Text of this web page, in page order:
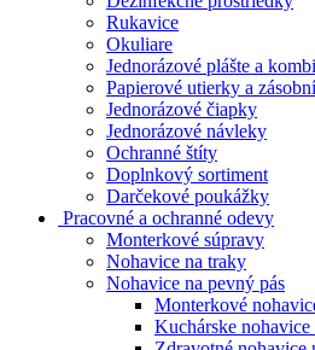
Rukavice
Okuliare
Jednorázové plášte a
Papierové utierky a
Jednorázové čiapky
Jednorázové návleky
Ochranné štíty
Doplnkový sortiment
Darčekové poukážky
Pracovné a ochranné odevy
Monterkové súpravy
Nohavice na traky
Nohavice na pevný pás
Monterkové
Kuchárske nohavice